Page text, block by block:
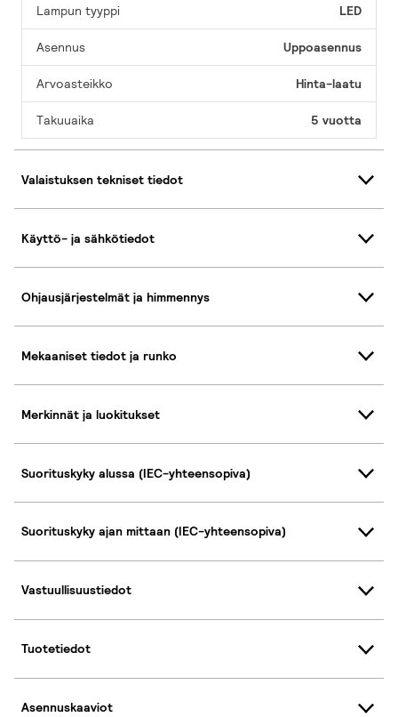
Lampun tyyppi LED
Asennus Uppoasennus
Arvoasteikko Hinta-laatu
Takuuaika 5 vuotta
Valaistuksen tekniset tiedot
Käyttö- ja sähkötiedot
Ohjausjärjestelmät ja himmennys
Mekaaniset tiedot ja runko
Merkinnät ja luokitukset
Suorituskyky alussa (IEC-yhteensopiva)
Suorituskyky ajan mittaan (IEC-yhteensopiva)
Vastuullisuustiedot
Tuotetiedot
Asennuskaaviot